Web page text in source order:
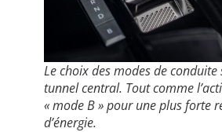
Le choix des modes de
tunnel central. Tout comme
« mode B » pour une plus forte
d’énergie.